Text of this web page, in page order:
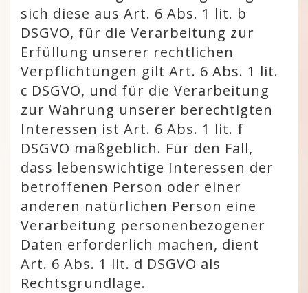
sich diese aus Art. 6 Abs. 1 lit. b
DSGVO, für die Verarbeitung zur
Erfüllung unserer rechtlichen
Verpflichtungen gilt Art. 6 Abs. 1 lit.
c DSGVO, und für die Verarbeitung
zur Wahrung unserer berechtigten
Interessen ist Art. 6 Abs. 1 lit. f
DSGVO maßgeblich. Für den Fall,
dass lebenswichtige Interessen der
betroffenen Person oder einer
anderen natürlichen Person eine
Verarbeitung personenbezogener
Daten erforderlich machen, dient
Art. 6 Abs. 1 lit. d DSGVO als
Rechtsgrundlage.